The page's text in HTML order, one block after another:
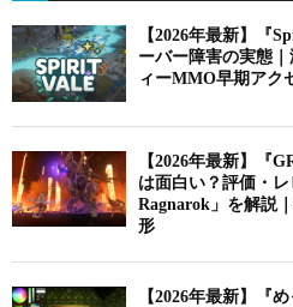
【2026年最新】『
ーバー障害の実態
ィーMMO早期アク
【2026年最新】『
は面白い？評価・
Ragnarok」を解説
形
【2026年最新】『